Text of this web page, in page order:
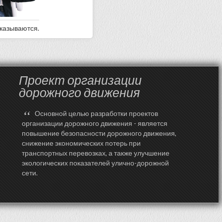
Проект организации
дорожного движения
“ Основной целью разработки проектов
организации дорожного движения - является
повышение безопасности дорожного движения,
снижение экономических потерь при
транспортных перевозках, а также улучшение
экологических показателей улично-дорожной
сети.